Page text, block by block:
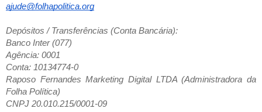
ajude@folhapolitica.org
Depósitos / Transferências (Conta Bancária):
Banco Inter (077)
Agência: 0001
Conta: 10134774-0
Raposo Fernandes Marketing Digital LTDA (Administradora da
Folha Política)
CNPJ 20.010.215/0001-09